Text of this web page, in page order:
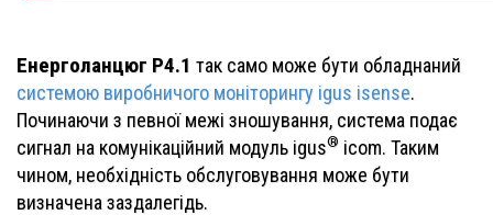
Енерголанцюг P4.1 так само може бути обладнаний
системою виробничого моніторингу igus isense.
Починаючи з певної межі зношування, система подає
сигнал на комунікаційний модуль igus® icom. Таким
чином, необхідність обслуговування може бути
визначена заздалегідь.